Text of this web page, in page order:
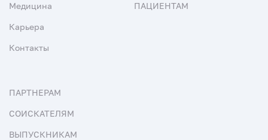
Медицина
Карьера
Контакты
ПАЦИЕНТАМ
ПАРТНЕРАМ
СОИСКАТЕЛЯМ
ВЫПУСКНИКАМ